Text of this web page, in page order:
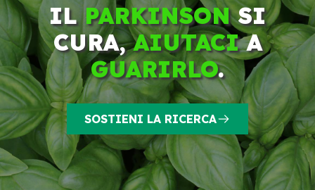
ILPARKINSONSI
CURA,AIUTACIA
GUARIRLO.
SOSTIENI LA RICERCA